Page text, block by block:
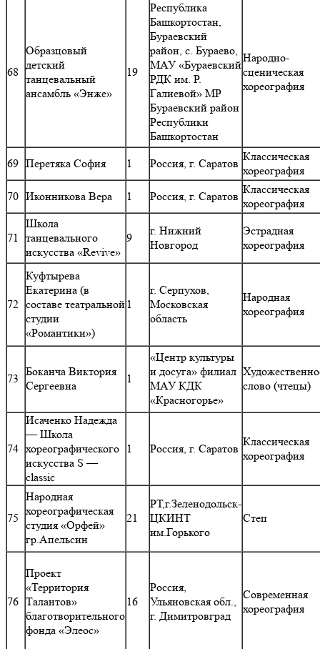
68
Образцовый
детский
танцевальный
ансамбль «Энже»
19
Республика
Башкортостан,
Бураевский
район, с. Бураево,
МАУ «Бураевский
РДК им. Р.
Галиевой» МР
Бураевский район
Республики
Башкортостан
Народно-
сценическая
хореография
69 Перетяка София 1 Россия, г. Саратов
Классическая
хореография
70 Иконникова Вера 1 Россия, г. Саратов
Классическая
хореография
71
Школа
танцевального
искусства «Revive»
9
г. Нижний
Новгород
Эстрадная
хореография
72
Куфтырева
Екатерина (в
составе театральной
студии
«Романтики»)
1
г. Серпухов,
Московская
область
Народная
хореография
73
Боканча Виктория
Сергеевна
1
«Центр культуры
и досуга» филиал
МАУ КДК
«Красногорье»
слово (чтецы)
74
Исаченко Надежда
— Школа
хореографического
искусства S —
classic
1 Россия, г. Саратов
Классическая
хореография
75
Народная
хореографическая
студия «Орфей»
гр.Апельсин
21
РТ,г.Зеленодольск-
ЦКИНТ
им.Горького
Степ
76
Проект
«Территория
Талантов»
благотворительного
фонда «Элеос»
16
Россия,
Ульяновская обл.,
г. Димитровград
Современная
хореография